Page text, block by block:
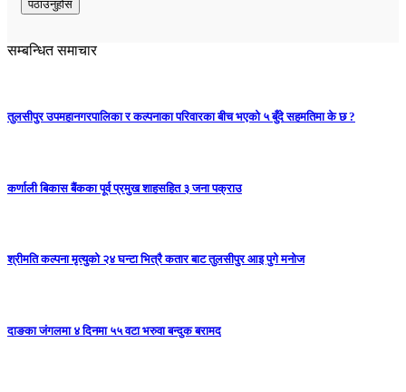
सम्बन्धित समाचार
तुलसीपुर उपमहानगरपालिका र कल्पनाका परिवारका बीच भएको ५ बुँदे सहमतिमा के छ ?
कर्णाली बिकास बैंकका पूर्व प्रमुख शाहसहित ३ जना पक्राउ
श्रीमति कल्पना मृत्युको २४ घन्टा भित्रै कतार बाट तुलसीपुर आइ पुगे मनोज
दाङका जंगलमा ४ दिनमा ५५ वटा भरुवा बन्दुक बरामद